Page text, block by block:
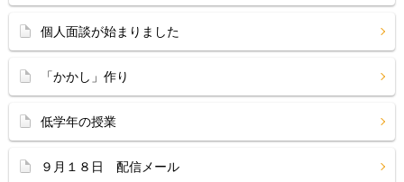
個人面談が始まりました
「かかし」作り
低学年の授業
９月１８日 配信メール